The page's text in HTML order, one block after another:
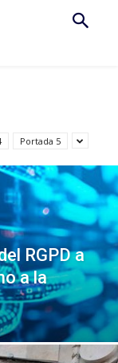
Portada 5
RGPD a
a la